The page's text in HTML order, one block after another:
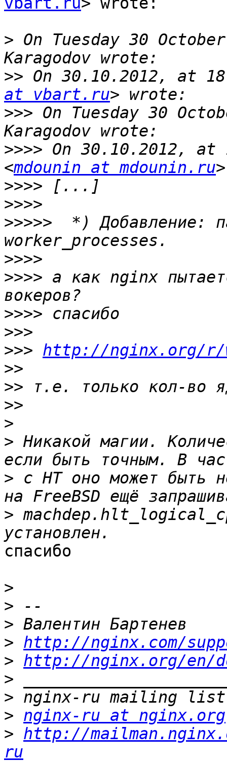
> On Tuesday 30
>> On 30.10.2012, at
at vbart.ru
>>> On Tuesday 30
>>>> On 30.10.2012, at
<mdounin at mdounin.ru
>>>>
>>>>
>>>>>
*) Добавление:
>>>>
>>>> а как nginx
>>>>
>>>
>>> http://nginx.org/r/
>>
>>
>>
>
> Никакой магии.
> с HT оно может быть
>
спасибо
>
>
>
> http://nginx.com/
> http://nginx.org/en/
>
>
> nginx-ru at nginx.org
> http://
ru